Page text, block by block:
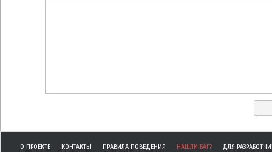
О ПРОЕКТЕ КОНТАКТЫ ПРАВИЛА ПОВЕДЕНИЯ НАШЛИ БАГ? ДЛЯ